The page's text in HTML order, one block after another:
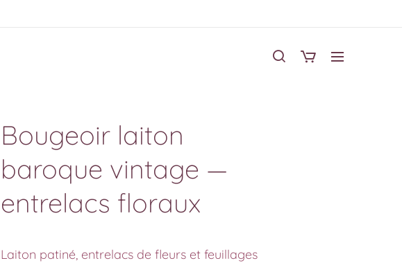
Bougeoir laiton
baroque vintage —
entrelacs floraux
Laiton patiné, entrelacs de fleurs et feuillages